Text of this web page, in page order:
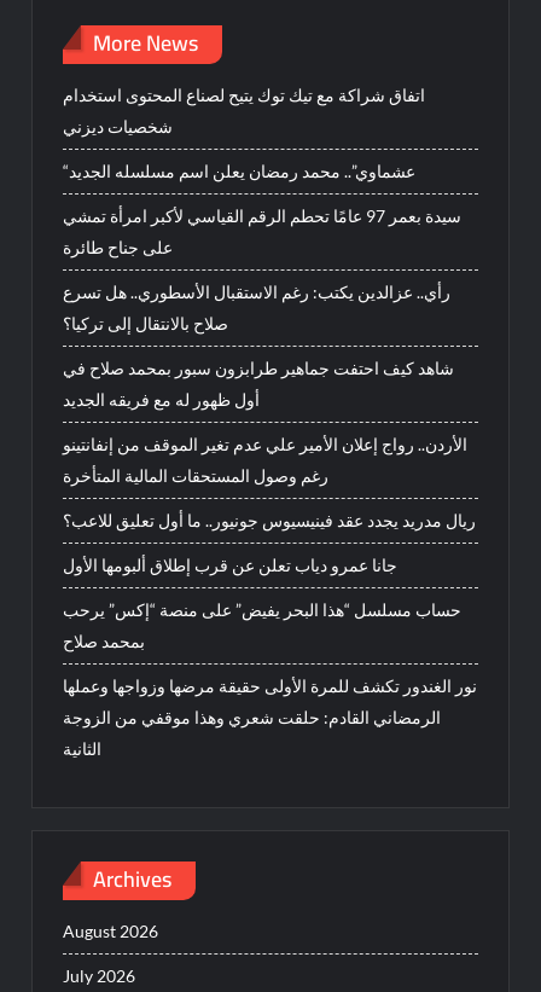
More News
اتفاق شراكة مع تيك توك يتيح لصناع المحتوى استخدام
شخصيات ديزني
“عشماوي”.. محمد رمضان يعلن اسم مسلسله الجديد
سيدة بعمر 97 عامًا تحطم الرقم القياسي لأكبر امرأة تمشي
على جناح طائرة
رأي.. عزالدين يكتب: رغم الاستقبال الأسطوري.. هل تسرع
صلاح بالانتقال إلى تركيا؟
شاهد كيف احتفت جماهير طرابزون سبور بمحمد صلاح في
أول ظهور له مع فريقه الجديد
الأردن.. رواج إعلان الأمير علي عدم تغير الموقف من إنفانتينو
رغم وصول المستحقات المالية المتأخرة
ريال مدريد يجدد عقد فينيسيوس جونيور.. ما أول تعليق للاعب؟
جانا عمرو دياب تعلن عن قرب إطلاق ألبومها الأول
حساب مسلسل “هذا البحر يفيض” على منصة “إكس” يرحب
بمحمد صلاح
نور الغندور تكشف للمرة الأولى حقيقة مرضها وزواجها وعملها
الرمضاني القادم: حلقت شعري وهذا موقفي من الزوجة
الثانية
Archives
August 2026
July 2026